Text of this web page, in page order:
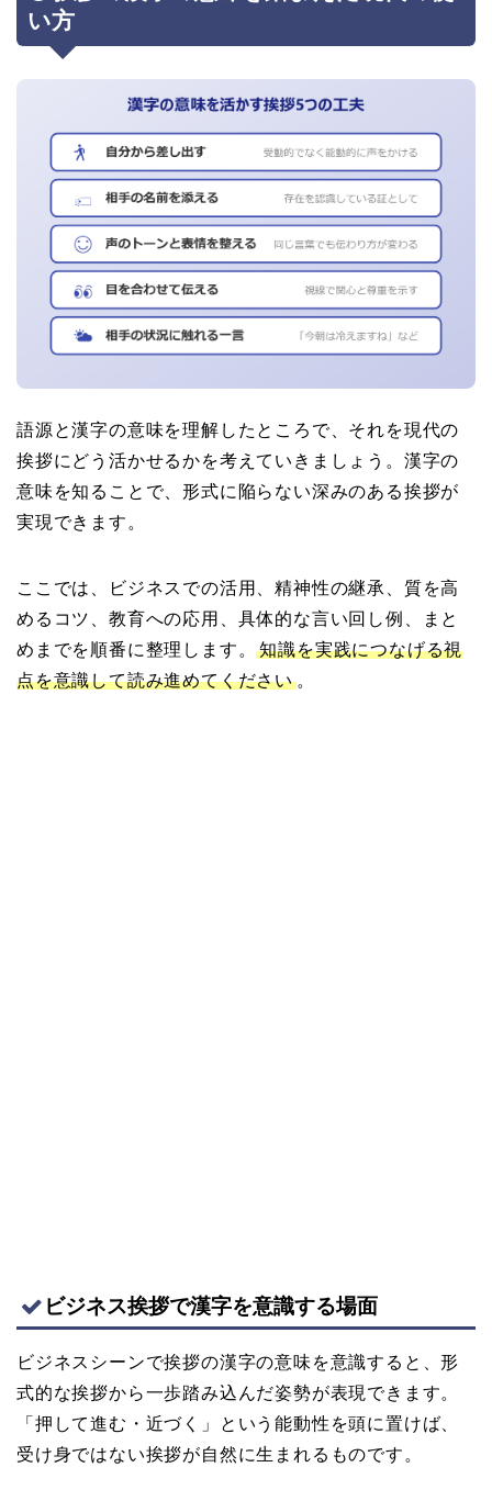
い方
語源と漢字の意味を理解したところで、それを現代の
挨拶にどう活かせるかを考えていきましょう。漢字の
意味を知ることで、形式に陥らない深みのある挨拶が
実現できます。
ここでは、ビジネスでの活用、精神性の継承、質を高
めるコツ、教育への応用、具体的な言い回し例、まと
めまでを順番に整理します。知識を実践につなげる視
点を意識して読み進めてください 。
ビジネス挨拶で漢字を意識する場面
ビジネスシーンで挨拶の漢字の意味を意識すると、形
式的な挨拶から一歩踏み込んだ姿勢が表現できます。
「押して進む・近づく」という能動性を頭に置けば、
受け身ではない挨拶が自然に生まれるものです。